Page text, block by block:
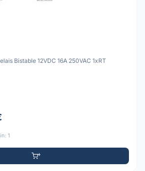
Bistable 12VDC 16A 250VAC 1xRT
1